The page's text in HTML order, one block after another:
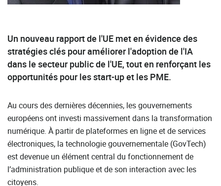
Un nouveau rapport de l'UE met en évidence des
stratégies clés pour améliorer l'adoption de l'IA
dans le secteur public de l'UE, tout en renforçant les
opportunités pour les start-up et les PME.
Au cours des dernières décennies, les gouvernements
européens ont investi massivement dans la transformation
numérique. À partir de plateformes en ligne et de services
électroniques, la technologie gouvernementale (GovTech)
est devenue un élément central du fonctionnement de
l’administration publique et de son interaction avec les
citoyens.